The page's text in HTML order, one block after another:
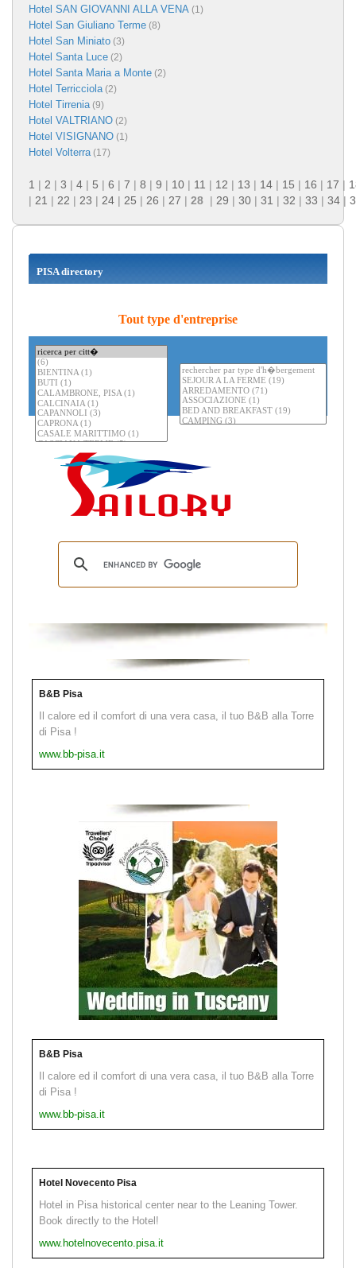
Hotel SAN GIOVANNI ALLA VENA (1)
Hotel San Giuliano Terme (8)
Hotel San Miniato (3)
Hotel Santa Luce (2)
Hotel Santa Maria a Monte (2)
Hotel Terricciola(2)
Hotel Tirrenia(9)
Hotel VALTRIANO (2)
Hotel VISIGNANO (1)
Hotel Volterra(17)
1 | 2 | 3 | 4 | 5 | 6 | 7 | 8 | 9 | 10 | 11 | 12 | 13 | 14 | 15 | 16 | 17 |
| 21 | 22 | 23 | 24 | 25 | 26 | 27 | 28 | 29 | 30 | 31 | 32 | 33 | 34 |
PISA directory
Tout type d'entreprise
B&B Pisa
Il calore ed il comfort di una vera casa, il tuo B&B alla Torre
di Pisa !
www.bb-pisa.it
B&B Pisa
Il calore ed il comfort di una vera casa, il tuo B&B alla Torre
di Pisa !
www.bb-pisa.it
Hotel Novecento Pisa
Hotel in Pisa historical center near to the Leaning Tower.
Book directly to the Hotel!
www.hotelnovecento.pisa.it